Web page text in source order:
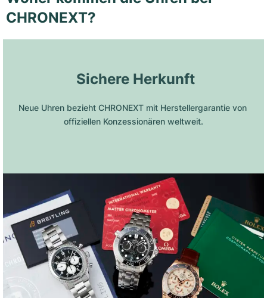
CHRONEXT?
Sichere Herkunft
Neue Uhren bezieht CHRONEXT mit Herstellergarantie von
offiziellen Konzessionären weltweit.